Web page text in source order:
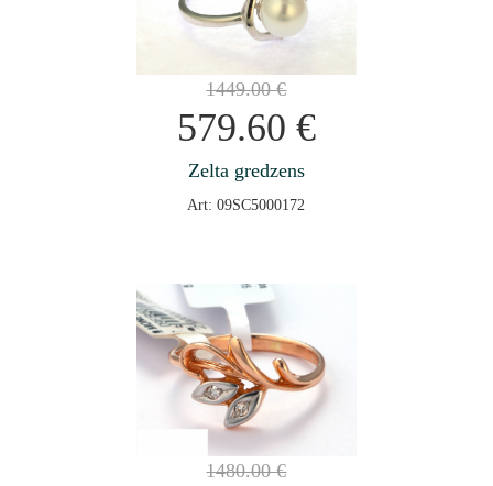
1449.00€
579.60 €
Zelta gredzens
Art: 09SC5000172
1480.00€